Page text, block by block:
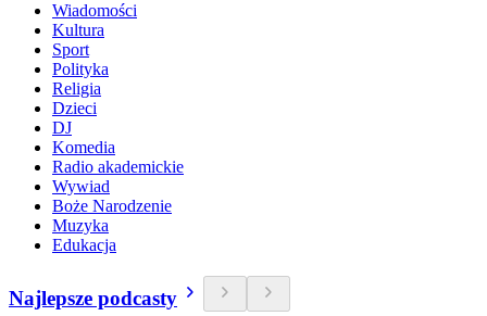
Wiadomości
Kultura
Sport
Polityka
Religia
Dzieci
DJ
Komedia
Radio akademickie
Wywiad
Boże Narodzenie
Muzyka
Edukacja
Najlepsze podcasty